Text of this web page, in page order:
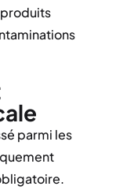
parmi les